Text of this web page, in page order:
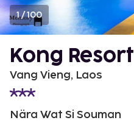
1/100
Kong
Vang Vieng, Laos
Nära Wat Si Souman